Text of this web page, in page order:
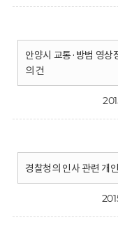
안양시 교통·방범 영상
의 건
경찰청의 인사 관련 개